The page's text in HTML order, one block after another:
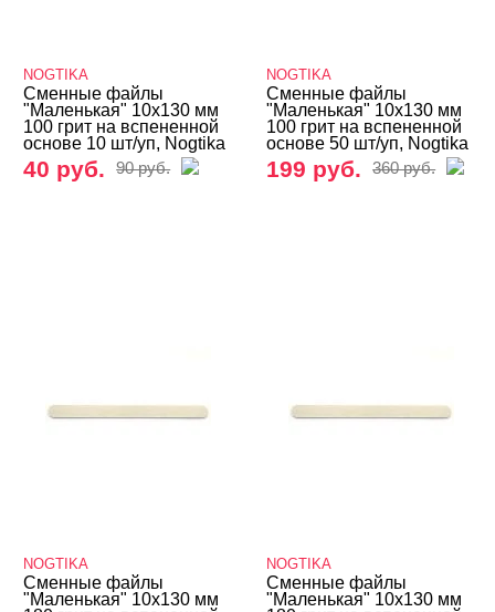
NOGTIKA
Сменные файлы
"Маленькая" 10х130 мм
100 грит на вспененной
основе 10 шт/уп, Nogtika
40 руб. 90 руб.
NOGTIKA
Сменные файлы
"Маленькая" 10х130 мм
100 грит на вспененной
основе 50 шт/уп, Nogtika
199 руб. 360 руб.
NOGTIKA
Сменные файлы
"Маленькая" 10х130 мм
NOGTIKA
Сменные файлы
"Маленькая" 10х130 мм